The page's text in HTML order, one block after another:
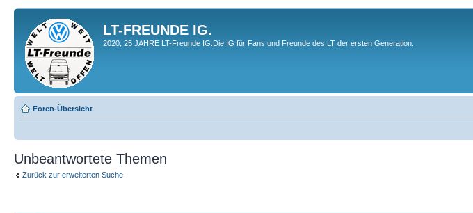
LT-FREUNDE IG.
2020; 25 JAHRE LT-Freunde IG.Die IG für Fans und Freunde des LT der ersten Generation.
Foren-Übersicht
Unbeantwortete Themen
Zurück zur erweiterten Suche